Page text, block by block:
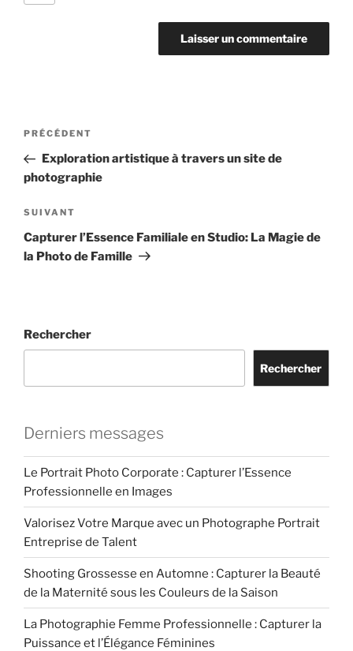
Navigation
l’article
Article
précédent
PRÉCÉDENT
Exploration artistique à travers un site de
photographie
Article
suivant
SUIVANT
Capturer l’Essence Familiale en Studio: La Magie de
la Photo de Famille
Rechercher
Rechercher
Derniers messages
Le Portrait Photo Corporate : Capturer l’Essence
Professionnelle en Images
Valorisez Votre Marque avec un Photographe Portrait
Entreprise de Talent
Shooting Grossesse en Automne : Capturer la Beauté
de la Maternité sous les Couleurs de la Saison
La Photographie Femme Professionnelle : Capturer la
Puissance et l’Élégance Féminines